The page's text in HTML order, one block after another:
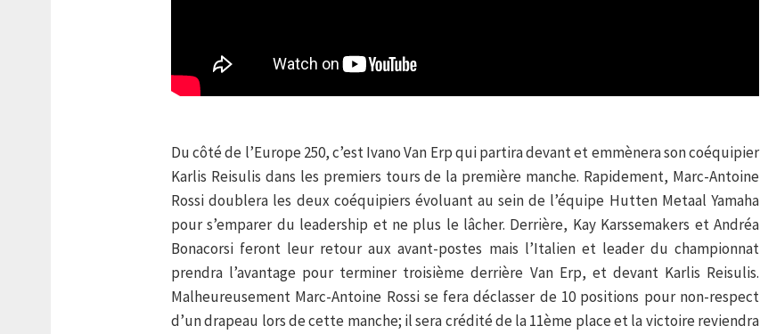
Du côté de l’Europe 250, c’est Ivano Van Erp qui partira devant et emmènera son coéquipier
Karlis Reisulis dans les premiers tours de la première manche. Rapidement, Marc-Antoine
Rossi doublera les deux coéquipiers évoluant au sein de l’équipe Hutten Metaal Yamaha
pour s’emparer du leadership et ne plus le lâcher. Derrière, Kay Karssemakers et Andréa
Bonacorsi feront leur retour aux avant-postes mais l’Italien et leader du championnat
prendra l’avantage pour terminer troisième derrière Van Erp, et devant Karlis Reisulis.
Malheureusement Marc-Antoine Rossi se fera déclasser de 10 positions pour non-respect
d’un drapeau lors de cette manche; il sera crédité de la 11ème place et la victoire reviendra